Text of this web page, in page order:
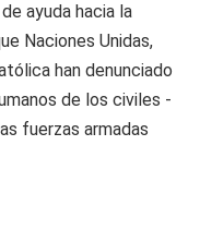
ayuda hacia la
Naciones Unidas,
han denunciado
de los civiles -
fuerzas armadas